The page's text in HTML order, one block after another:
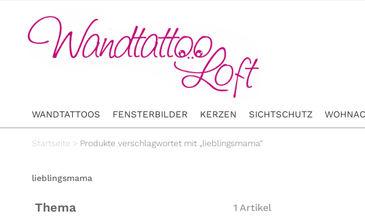
WANDTATTOOS FENSTERBILDER KERZEN SICHTSCHUTZ
Startseite > Produkte verschlagwortet mit „lieblingsmama“
lieblingsmama
Thema 1 Artikel